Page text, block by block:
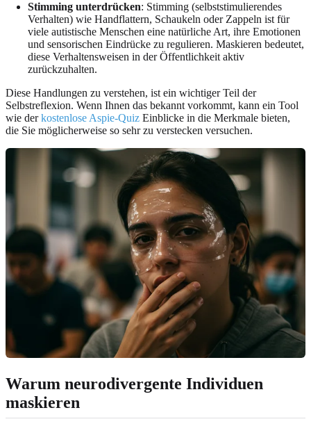
Stimming unterdrücken: Stimming (selbststimulierendes
Verhalten) wie Handflattern, Schaukeln oder Zappeln ist für
viele autistische Menschen eine natürliche Art, ihre Emotionen
und sensorischen Eindrücke zu regulieren. Maskieren bedeutet,
diese Verhaltensweisen in der Öffentlichkeit aktiv
zurückzuhalten.
Diese Handlungen zu verstehen, ist ein wichtiger Teil der
Selbstreflexion. Wenn Ihnen das bekannt vorkommt, kann ein Tool
wie derkostenlose Aspie-Quiz Einblicke in die Merkmale bieten,
die Sie möglicherweise so sehr zu verstecken versuchen.
Warum neurodivergente Individuen
maskieren